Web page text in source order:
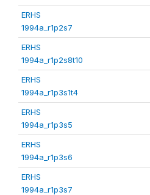
ERHS
1994a_r1p2s7
ERHS
1994a_r1p2s8t10
ERHS
1994a_r1p3s1t4
ERHS
1994a_r1p3s5
ERHS
1994a_r1p3s6
ERHS
1994a_r1p3s7